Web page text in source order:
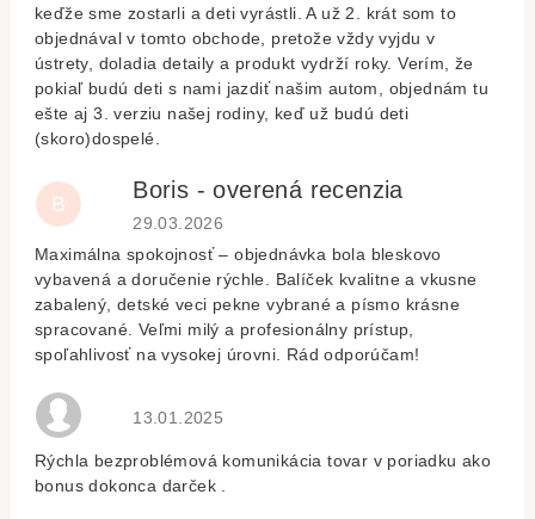
keďže sme zostarli a deti vyrástli. A už 2. krát som to
objednával v tomto obchode, pretože vždy vyjdu v
ústrety, doladia detaily a produkt vydrží roky. Verím, že
pokiaľ budú deti s nami jazdiť našim autom, objednám tu
ešte aj 3. verziu našej rodiny, keď už budú deti
(skoro)dospelé.
B
Boris - overená recenzia
Hodnocení obchodu je 5 z 5 hvězdiček.
29.03.2026
Maximálna spokojnosť – objednávka bola bleskovo
vybavená a doručenie rýchle. Balíček kvalitne a vkusne
zabalený, detské veci pekne vybrané a písmo krásne
spracované. Veľmi milý a profesionálny prístup,
spoľahlivosť na vysokej úrovni. Rád odporúčam!
Hodnocení obchodu je 5 z 5 hvězdiček.
13.01.2025
Rýchla bezproblémová komunikácia tovar v poriadku ako
bonus dokonca darček .